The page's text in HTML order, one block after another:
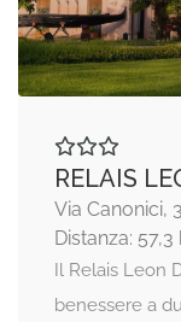
RELAIS
Via Canonici,
Distanza: 57,3
Il Relais Leon
benessere a